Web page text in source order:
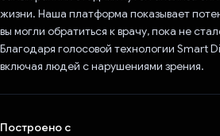
жизни. Наша платформа показывает
вы могли обратиться к врачу, пока не
Благодаря голосовой технологии Smart
включая людей с нарушениями зрения.
Построено с